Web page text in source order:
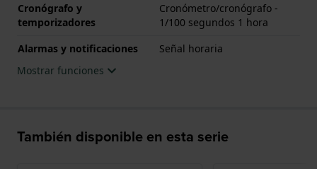
Cronógrafo y
temporizadores
Cronómetro/cronógrafo -
1/100 segundos 1 hora
Alarmas y notificaciones
Señal horaria
Mostrar funciones
También disponible en esta serie